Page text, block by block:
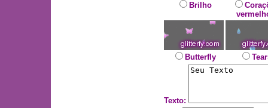
Brilho
Butterfly
Texto: